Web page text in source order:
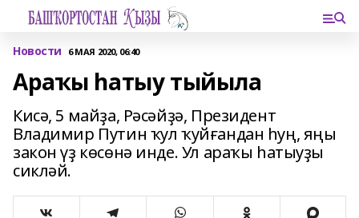
Новости 6 МАЯ 2020, 06:40
Араҡы һатыу тыйыла
Кисә, 5 майҙа, Рәсәйҙә, Президент
Владимир Путин ҡул ҡуйғандан һуң, яңы
закон үҙ көсөнә инде. Ул араҡы һатыуҙы
сикләй.